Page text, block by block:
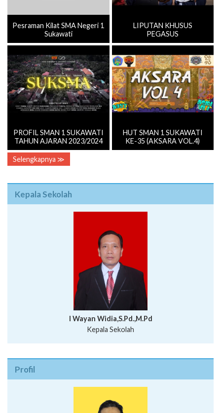
Pesraman Kilat SMA Negeri 1
Sukawati
LIPUTAN KHUSUS
PEGASUS
PROFIL SMAN 1 SUKAWATI
TAHUN AJARAN 2023/2024
HUT SMAN 1 SUKAWATI
KE-35 (AKSARA VOL.4)
Selengkapnya ≫
Kepala Sekolah
I Wayan Widia,S.Pd.,M.Pd
Kepala Sekolah
Profil